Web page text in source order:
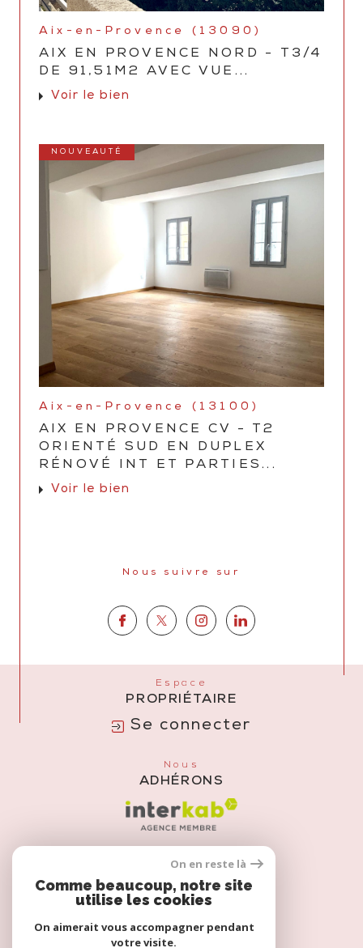
Aix-en-Provence (13090)
AIX EN PROVENCE NORD - T3/4
DE 91,51M2 AVEC VUE...
Voir le bien
NOUVEAUTÉ
Aix-en-Provence (13100)
AIX EN PROVENCE CV - T2
ORIENTÉ SUD EN DUPLEX
RÉNOVÉ INT ET PARTIES...
Voir le bien
Nous suivre sur
Espace
PROPRIÉTAIRE
Se connecter
Nous
ADHÉRONS
On en reste là
Comme beaucoup, notre site
utilise les cookies
On aimerait vous accompagner pendant
votre visite.